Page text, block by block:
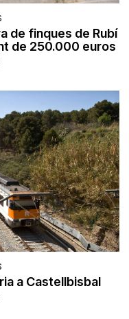
de finques de Rubí
de 250.000 euros
a Castellbisbal